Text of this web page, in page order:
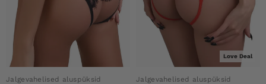
Jalgevahelised aluspüksid
Love Deal
Jalgevahelised aluspüksid